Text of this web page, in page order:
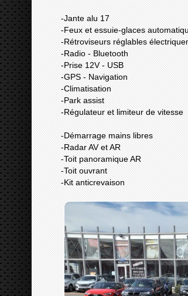
-Jante alu 17
-Feux et essuie-glaces
-Rétroviseurs réglables
-Radio - Bluetooth
-Prise 12V - USB
-GPS - Navigation
-Climatisation
-Park assist
-Régulateur et limiteur de vitesse
-Démarrage mains libres
-Radar AV et AR
-Toit panoramique AR
-Toit ouvrant
-Kit anticrevaison